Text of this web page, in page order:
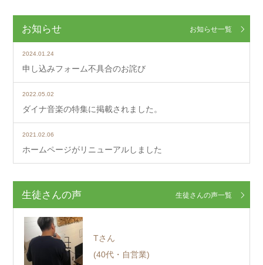
お知らせ お知らせ一覧
2024.01.24
申し込みフォーム不具合のお詫び
2022.05.02
ダイナ音楽の特集に掲載されました。
2021.02.06
ホームページがリニューアルしました
生徒さんの声 生徒さんの声一覧
Tさん
(40代・自営業)